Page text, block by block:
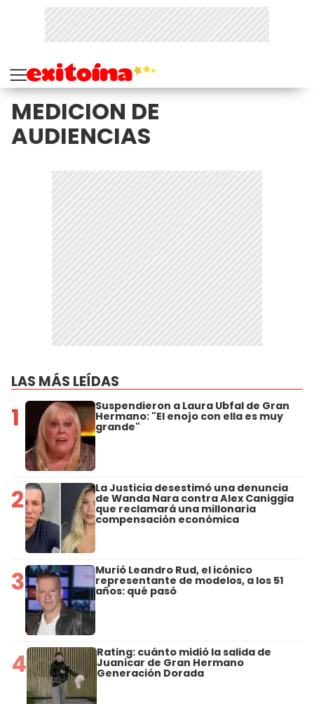
MEDICION DE
AUDIENCIAS
LAS MÁS LEÍDAS
1 Suspendieron a Laura Ubfal de Gran
Hermano: "El enojo con ella es muy
grande"
2 La Justicia desestimó una denuncia
de Wanda Nara contra Alex Caniggia
que reclamará una millonaria
compensación económica
3 Murió Leandro Rud, el icónico
representante de modelos, a los 51
años: qué pasó
4 Rating: cuánto midió la salida de
Juanicar de Gran Hermano
Generación Dorada